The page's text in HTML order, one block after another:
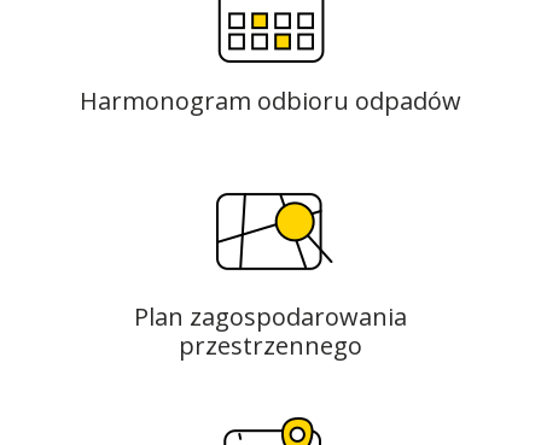
Harmonogram odbioru odpadów
Plan zagospodarowania
przestrzennego